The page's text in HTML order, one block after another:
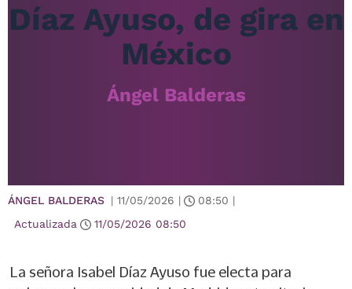
Díaz Ayuso, de gira en
México
Ángel Balderas
ÁNGEL BALDERAS | 11/05/2026 | 08:50 |
Actualizada
11/05/2026 08:50
La señora Isabel Díaz Ayuso fue electa para